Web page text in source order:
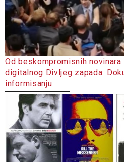
Od beskompromisnih
digitalnog Divljeg zapada:
informisanju